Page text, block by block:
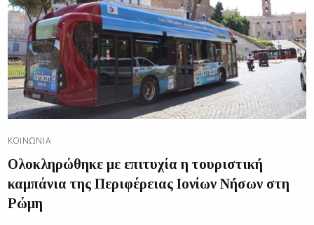
ΚΟΙΝΩΝΊΑ
Ολοκληρώθηκε με επιτυχία η τουριστική
καμπάνια της Περιφέρειας Ιονίων Νήσων στη
Ρώμη